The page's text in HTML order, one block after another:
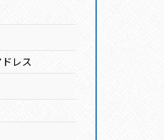
レス